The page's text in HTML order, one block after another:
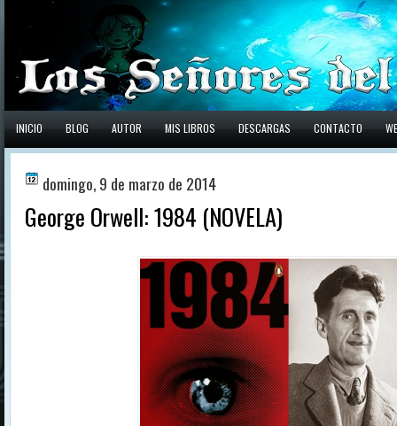
INICIO BLOG AUTOR MIS LIBROS DESCARGAS CONTACTO
domingo, 9 de marzo de 2014
George Orwell: 1984 (NOVELA)